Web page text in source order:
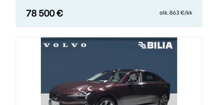
78 500 € alk. 863 €/kk